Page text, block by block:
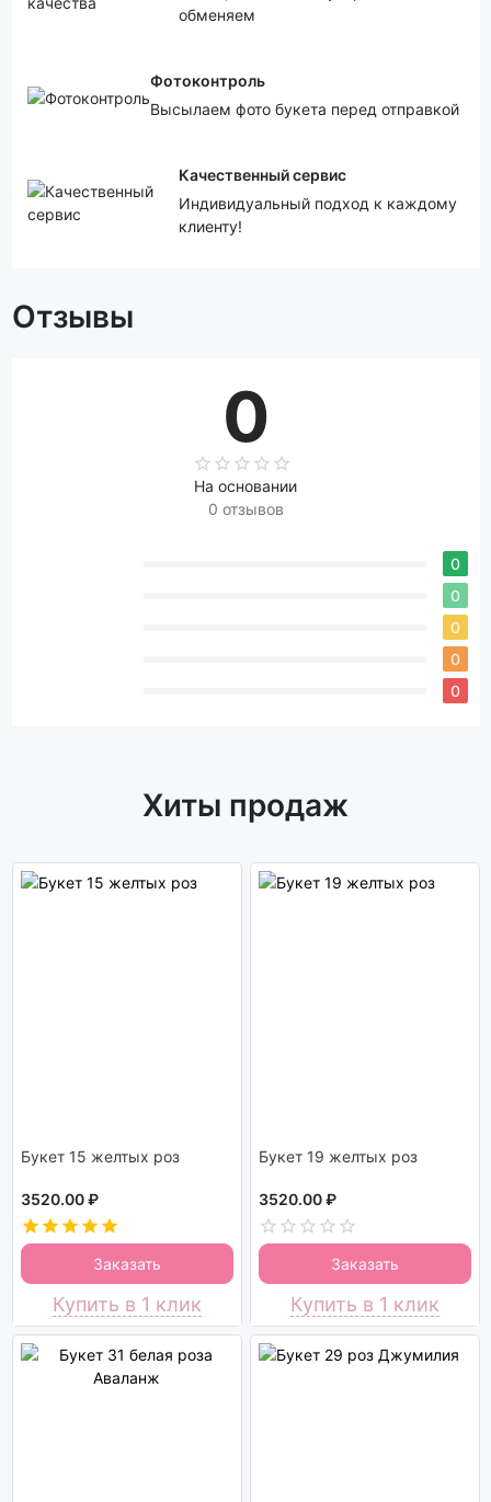
обменяем
Фотоконтроль
Высылаем фото букета перед отправкой
Качественный сервис
Индивидуальный подход к каждому
клиенту!
Отзывы
0
На основании
0 отзывов
0
0
0
0
0
Хиты продаж
Букет 15 желтых роз
3520.00 ₽
Заказать
Купить в 1 клик
Букет 19 желтых роз
3520.00 ₽
Заказать
Купить в 1 клик